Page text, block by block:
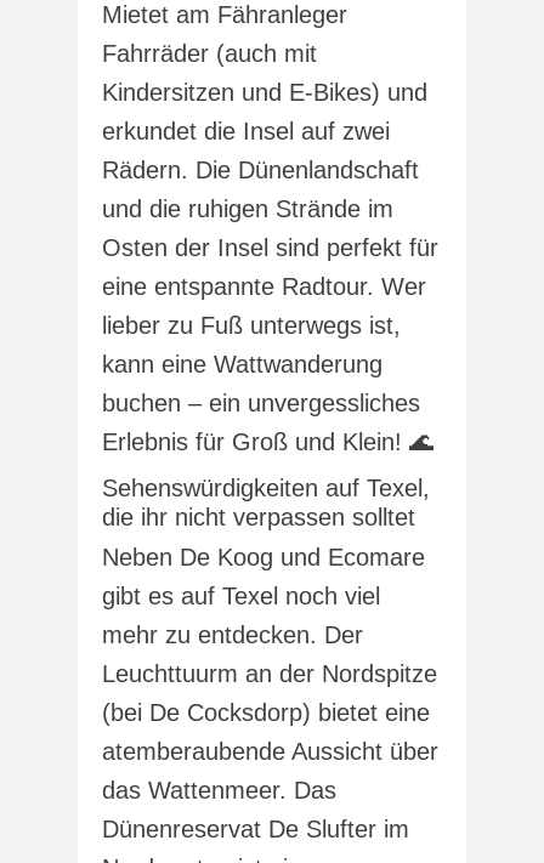
Mietet am Fähranleger
Fahrräder (auch mit
Kindersitzen und E-Bikes) und
erkundet die Insel auf zwei
Rädern. Die Dünenlandschaft
und die ruhigen Strände im
Osten der Insel sind perfekt für
eine entspannte Radtour. Wer
lieber zu Fuß unterwegs ist,
kann eine Wattwanderung
buchen – ein unvergessliches
Erlebnis für Groß und Klein! 🌊
Sehenswürdigkeiten auf Texel,
die ihr nicht verpassen solltet
Neben De Koog und Ecomare
gibt es auf Texel noch viel
mehr zu entdecken. Der
Leuchttuurm an der Nordspitze
(bei De Cocksdorp) bietet eine
atemberaubende Aussicht über
das Wattenmeer. Das
Dünenreservat De Slufter im